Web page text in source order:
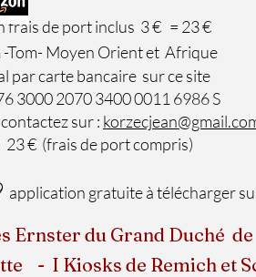
frais de port inclus 3 € = 23 €
Orient et Afrique
bancaire sur ce site
2070 3400 0011 6986 S
sur :
de port compris)
application gratuite à télécharger
Ernster du Grand Duché
- I Kiosks de Remich et